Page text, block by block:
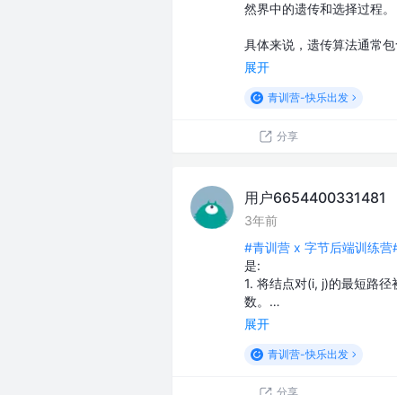
然界中的遗传和选择过程。
具体来说，遗传算法通常
展开
青训营-快乐出发
分享
用户6654400331481
3年前
#青训营 x 字节后端训练营
是:
1. 将结点对(i, j)的最短路
数。…
展开
青训营-快乐出发
分享